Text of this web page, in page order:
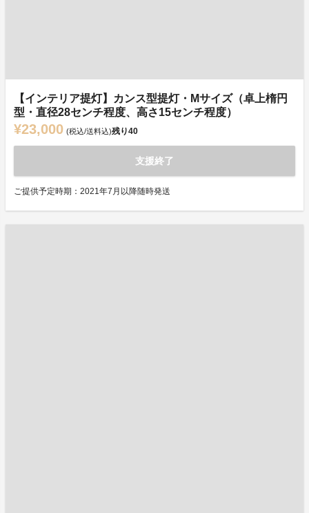
【インテリア提灯】カンス型提灯・Mサイズ（卓上楕円
型・直径28センチ程度、高さ15センチ程度）
¥23,000 (税込/送料込)残り40
支援終了
ご提供予定時期：2021年7月以降随時発送